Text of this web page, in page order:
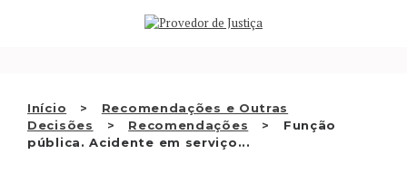
Início
Recomendações e Outras
Decisões
Recomendações
Função
pública. Acidente em serviço...
QUEM SOMOS
RECOMENDAÇÕES E OUTRAS
DECISÕES